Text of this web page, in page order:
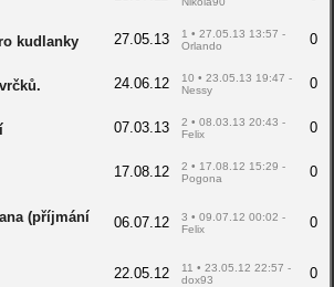
kudlanky 27.05.13
1 • 27.05.13 13:57 -
Orlando
0
24.06.12
10 • 23.05.13 19:47 -
Nessy
0
07.03.13
2 • 08.03.13 20:43 -
Felix
0
17.08.12
2 • 17.08.12 15:29 -
Pogona
0
(příjmání
06.07.12
3 • 09.07.12 00:02 -
Felix
0
22.05.12
11 • 23.05.12 22:57 -
dox93
0